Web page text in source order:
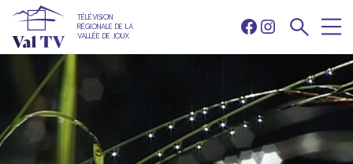
TÉLÉVISION
RÉGIONALE DE LA
VALLÉE DE JOUX
Facebook
Instagram